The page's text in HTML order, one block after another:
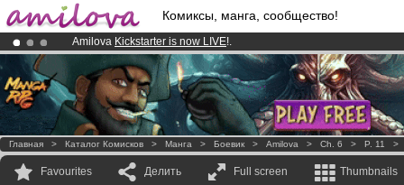
Комиксы, манга, сообщество!
Amilova Kickstarter is now LIVE!.
Already 100000membersand 1000comics & mangas!.
Premium membership from3.95 euros per month !Get membership
Главная > Каталог Комисков > Манга > Боевик > Amilova > Ch. 6 > P. 11
Favourites Делить Full screen Thumbnails